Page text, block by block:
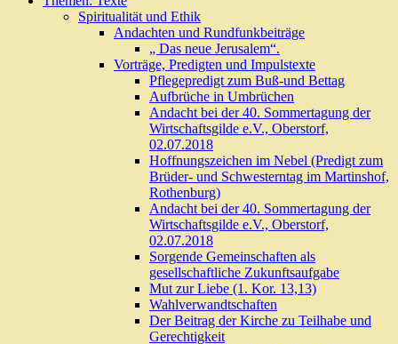
Spiritualität und Ethik
Andachten und Rundfunkbeiträge
„ Das neue Jerusalem“.
Vorträge, Predigten und Impulstexte
Pflegepredigt zum Buß-und Bettag
Aufbrüche in Umbrüchen
Andacht bei der 40. Sommertagung der
Wirtschaftsgilde e.V., Oberstorf,
02.07.2018
Hoffnungszeichen im Nebel (Predigt zum
Brüder- und Schwesterntag im Martinshof,
Rothenburg)
Andacht bei der 40. Sommertagung der
Wirtschaftsgilde e.V., Oberstorf,
02.07.2018
Sorgende Gemeinschaften als
gesellschaftliche Zukunftsaufgabe
Mut zur Liebe (1. Kor. 13,13)
Wahlverwandtschaften
Der Beitrag der Kirche zu Teilhabe und
Gerechtigkeit